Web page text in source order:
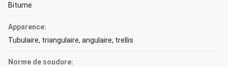
Bitume
Apparence:
Tubulaire, triangulaire, angulaire, trellis
Norme de soudure: